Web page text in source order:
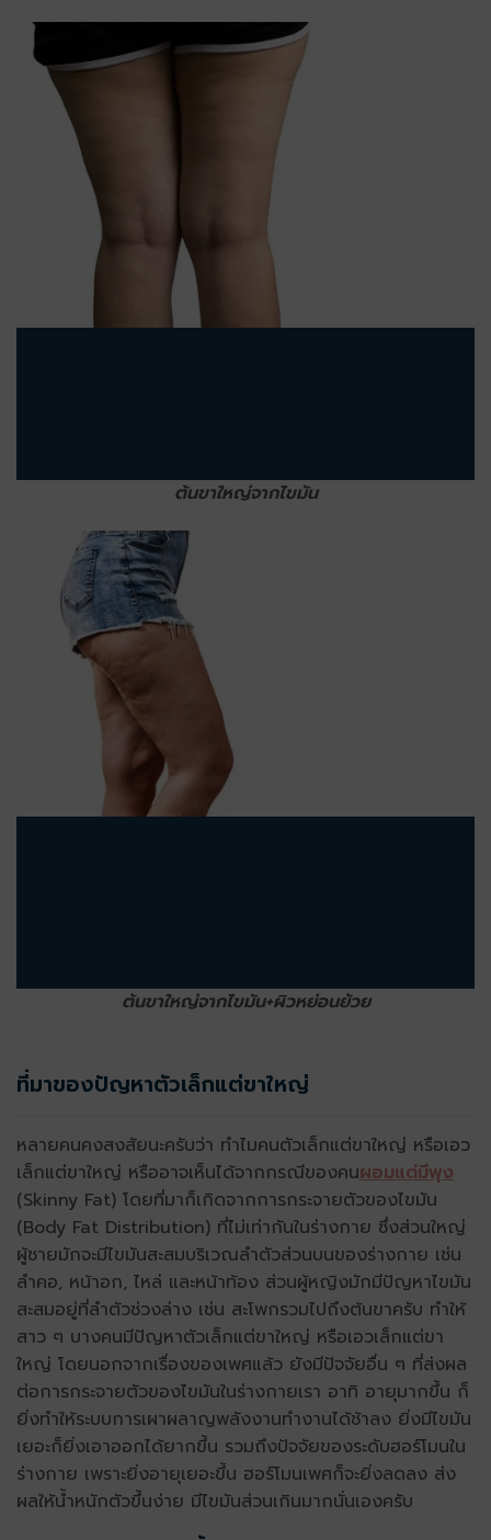
ต้นขาใหญ่จากไขมัน
ต้นขาใหญ่จากไขมัน+ผิวหย่อนย้วย
ที่มาของปัญหาตัวเล็กแต่ขาใหญ่
หลายคนคงสงสัยนะครับว่า ทำไมคนตัวเล็กแต่ขาใหญ่ หรือเอว
เล็กแต่ขาใหญ่ หรืออาจเห็นได้จากกรณีของคนผอมแต่มีพุง
(Skinny Fat) โดยที่มาก็เกิดจากการกระจายตัวของไขมัน
(Body Fat Distribution) ที่ไม่เท่ากันในร่างกาย ซึ่งส่วนใหญ่
ผู้ชายมักจะมีไขมันสะสมบริเวณลำตัวส่วนบนของร่างกาย เช่น
ลำคอ, หน้าอก, ไหล่ และหน้าท้อง ส่วนผู้หญิงมักมีปัญหาไขมัน
สะสมอยู่ที่ลำตัวช่วงล่าง เช่น สะโพกรวมไปถึงต้นขาครับ ทำให้
สาว ๆ บางคนมีปัญหาตัวเล็กแต่ขาใหญ่ หรือเอวเล็กแต่ขา
ใหญ่ โดยนอกจากเรื่องของเพศแล้ว ยังมีปัจจัยอื่น ๆ ที่ส่งผล
ต่อการกระจายตัวของไขมันในร่างกายเรา อาทิ อายุมากขึ้น ก็
ยิ่งทำให้ระบบการเผาผลาญพลังงานทำงานได้ช้าลง ยิ่งมีไขมัน
เยอะก็ยิ่งเอาออกได้ยากขึ้น รวมถึงปัจจัยของระดับฮอร์โมนใน
ร่างกาย เพราะยิ่งอายุเยอะขึ้น ฮอร์โมนเพศก็จะยิ่งลดลง ส่ง
ผลให้น้ำหนักตัวขึ้นง่าย มีไขมันส่วนเกินมากนั่นเองครับ